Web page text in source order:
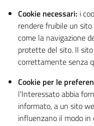
Cookie necessari: i
rendere fruibile un
come la navigazione
protette del sito. Il
correttamente senza
Cookie per le
l'Interessato abbia
informato, a un sito
influenzano il modo